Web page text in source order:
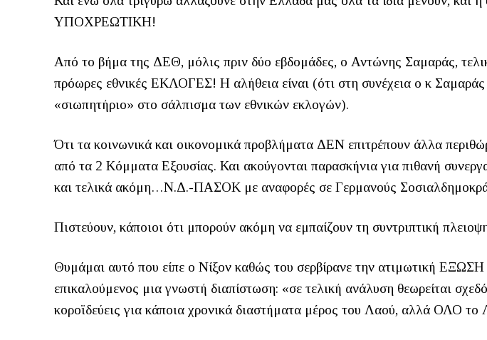
ΥΠΟΧΡΕΩΤΙΚΗ!
Από το βήμα της ΔΕΘ, μόλις πριν δύο εβδομάδες, ο Αντώνης Σαμαράς,
πρόωρες εθνικές ΕΚΛΟΓΕΣ! Η αλήθεια είναι (ότι στη συνέχεια ο κ
«σιωπητήριο» στο σάλπισμα των εθνικών εκλογών).
Ότι τα κοινωνικά και οικονομικά προβλήματα ΔΕΝ επιτρέπουν άλλα
από τα 2 Κόμματα Εξουσίας. Και ακούγονται παρασκήνια για πιθανή
και τελικά ακόμη…N.Δ.-ΠΑΣΟΚ με αναφορές σε Γερμανούς
Πιστεύουν, κάποιοι ότι μπορούν ακόμη να εμπαίζουν τη συντριπτική
Θυμάμαι αυτό που είπε ο Νίξον καθώς του σερβίρανε την ατιμωτική
επικαλούμενος μια γνωστή διαπίστωση: «σε τελική ανάλυση θεωρείται
κοροϊδεύεις για κάποια χρονικά διαστήματα μέρος του Λαού, αλλά ΟΛΟ